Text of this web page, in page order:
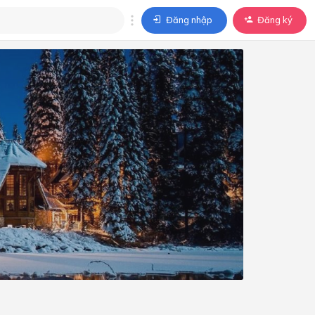
trả lời
lời cho câu hỏi của
Đăng nhập Đăng ký
BÀI HỌC